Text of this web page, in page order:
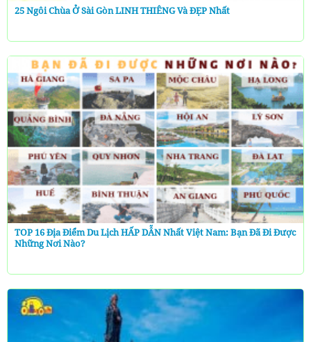
25 Ngôi Chùa Ở Sài Gòn LINH THIÊNG Và ĐẸP Nhất
TOP 16 Địa Điểm Du Lịch HẤP DẪN Nhất Việt Nam: Bạn Đã Đi Được
Những Nơi Nào?